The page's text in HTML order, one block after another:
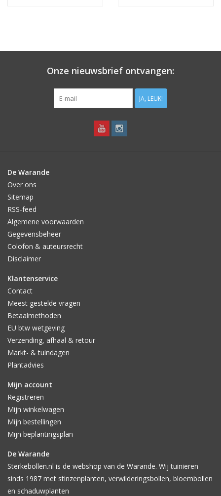
Onze nieuwsbrief ontvangen:
JA, LEUK!
De Warande
Over ons
Sitemap
RSS-feed
Algemene voorwaarden
Gegevensbeheer
Colofon & auteursrecht
Disclaimer
Klantenservice
Contact
Meest gestelde vragen
Betaalmethoden
EU btw wetgeving
Verzending, afhaal & retour
Markt- & tuindagen
Plantadvies
Mijn account
Registreren
Mijn winkelwagen
Mijn bestellingen
Mijn beplantingsplan
De Warande
Sterkebollen.nl is de webshop van de Warande. Wij tuinieren
sinds 1987 met stinzenplanten, verwilderingsbollen, bloembollen
en schaduwplanten